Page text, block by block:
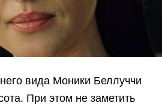
вида Моники Беллуччи
При этом не заметить